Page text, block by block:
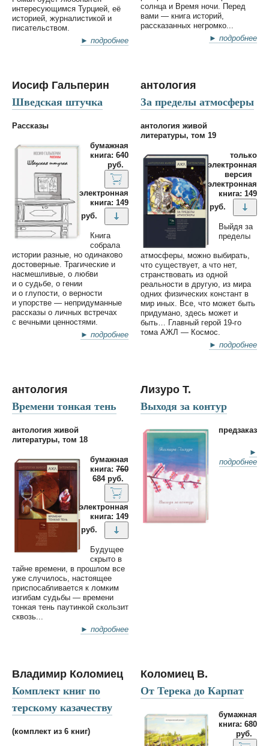
интересующимся Турцией, её
историей, журналистикой и
писательством.
► подробнее
солнца и Время ночи. Перед
вами — книга историй,
рассказанных негромко...
► подробнее
Иосиф Гальперин
Шведская штучка
Рассказы
бумажная
книга: 640
руб.
электронная
книга: 149
руб.
Книга
собрала
истории разные, но одинаково
достоверные. Трагические и
насмешливые, о любви
и о судьбе, о гении
и о глупости, о верности
и упорстве — непридуманные
рассказы о личных встречах
с вечными ценностями.
► подробнее
антология
За пределы атмосферы
антология живой
литературы, том 19
только
электронная
версия
электронная
книга: 149
руб.
Выйдя за
пределы
атмосферы, можно выбирать,
что существует, а что нет,
странствовать из одной
реальности в другую, из мира
одних физических констант в
мир иных. Все, что может быть
придумано, здесь может и
быть… Главный герой 19-го
тома АЖЛ — Космос.
► подробнее
антология
Времени тонкая тень
антология живой
литературы, том 18
бумажная
книга: 760
684 руб.
электронная
книга: 149
руб.
Будущее
скрыто в
тайне времени, в прошлом все
уже случилось, настоящее
приспосабливается к ломким
изгибам судьбы — времени
тонкая тень паутинкой скользит
сквозь...
► подробнее
Лизуро Т.
Выходя за контур
предзаказ
►
подробнее
Владимир Коломиец
Комплект книг по
терскому казачеству
(комплект из 6 книг)
Коломиец В.
От Терека до Карпат
бумажная
книга: 680
руб.